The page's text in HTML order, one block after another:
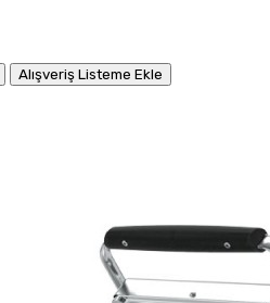
Alışveriş Listeme Ekle